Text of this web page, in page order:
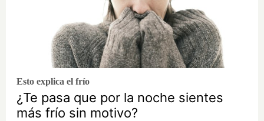
Esto explica el frío
¿Te pasa que por la noche sientes
más frío sin motivo?